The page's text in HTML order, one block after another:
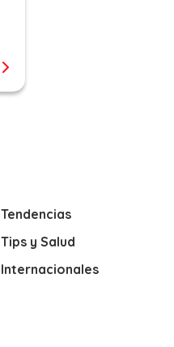
Tendencias
Tips y Salud
Internacionales